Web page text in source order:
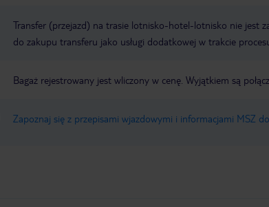
Transfer (przejazd) na trasie lotnisko-hotel-lotnisko nie jest
do zakupu transferu jako usługi dodatkowej w trakcie
Bagaż rejestrowany jest wliczony w cenę. Wyjątkiem są
Zapoznaj się z przepisami wjazdowymi i informacjami MSZ